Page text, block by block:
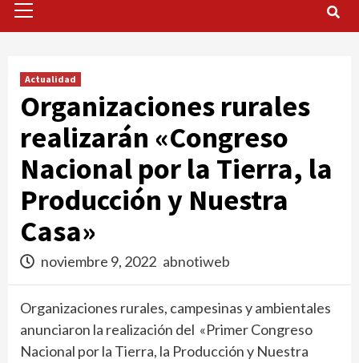
Menu
Actualidad
Organizaciones rurales
realizarán «Congreso
Nacional por la Tierra, la
Producción y Nuestra
Casa»
noviembre 9, 2022 abnotiweb
Organizaciones rurales, campesinas y ambientales
anunciaron la realización del «Primer Congreso
Nacional por la Tierra, la Producción y Nuestra